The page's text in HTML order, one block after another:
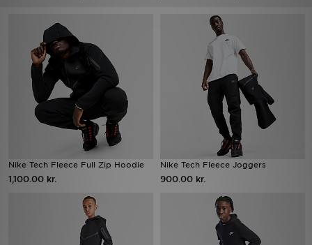
Nike Tech Fleece Full Zip Hoodie
1,100.00 kr.
Nike Tech Fleece Joggers
900.00 kr.
Download JD app'en
Mit JD
Mine beskeder
Hjælp & information